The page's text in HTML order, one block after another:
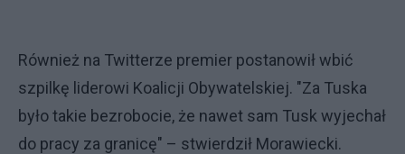
Również na Twitterze premier postanowił wbić
szpilkę liderowi Koalicji Obywatelskiej. "Za Tuska
było takie bezrobocie, że nawet sam Tusk wyjechał
do pracy za granicę" – stwierdził Morawiecki.